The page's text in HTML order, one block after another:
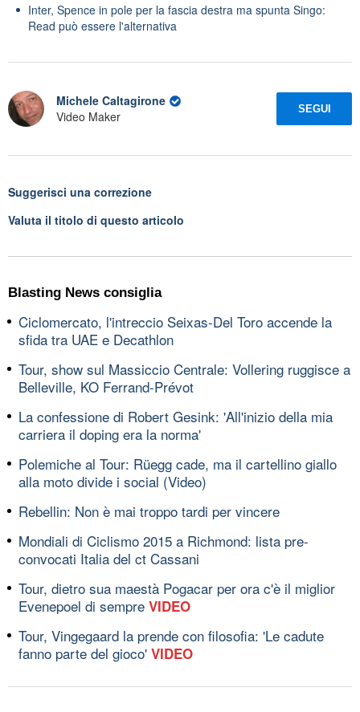
Inter, Spence in pole per la fascia destra ma spunta Singo:
Read può essere l'alternativa
Michele Caltagirone
Video Maker
SEGUI
Suggerisci una correzione
Valuta il titolo di questo articolo
Blasting News consiglia
Ciclomercato, l'intreccio Seixas-Del Toro accende la
sfida tra UAE e Decathlon
Tour, show sul Massiccio Centrale: Vollering ruggisce a
Belleville, KO Ferrand-Prévot
La confessione di Robert Gesink: 'All'inizio della mia
carriera il doping era la norma'
Polemiche al Tour: Rüegg cade, ma il cartellino giallo
alla moto divide i social (Video)
Rebellin: Non è mai troppo tardi per vincere
Mondiali di Ciclismo 2015 a Richmond: lista pre-
convocati Italia del ct Cassani
Tour, dietro sua maestà Pogacar per ora c'è il miglior
Evenepoel di sempre VIDEO
Tour, Vingegaard la prende con filosofia: 'Le cadute
fanno parte del gioco' VIDEO